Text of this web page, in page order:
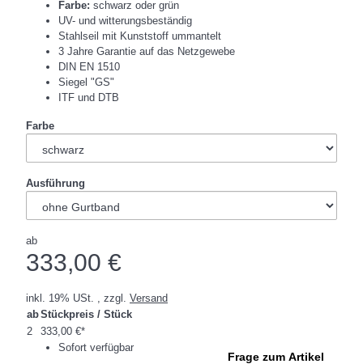
Farbe: schwarz oder grün
UV- und witterungsbeständig
Stahlseil mit Kunststoff ummantelt
3 Jahre Garantie auf das Netzgewebe
DIN EN 1510
Siegel "GS"
ITF und DTB
Farbe
Ausführung
ab
333,00 €
inkl. 19% USt. , zzgl. Versand
abStückpreis / Stück
2
333,00 €*
Sofort verfügbar
Frage zum Artikel